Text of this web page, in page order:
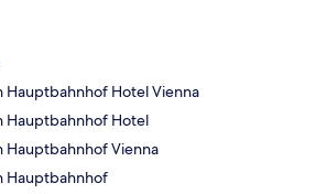
Hauptbahnhof Hotel Vienna
Hauptbahnhof Hotel
Hauptbahnhof Vienna
Hauptbahnhof